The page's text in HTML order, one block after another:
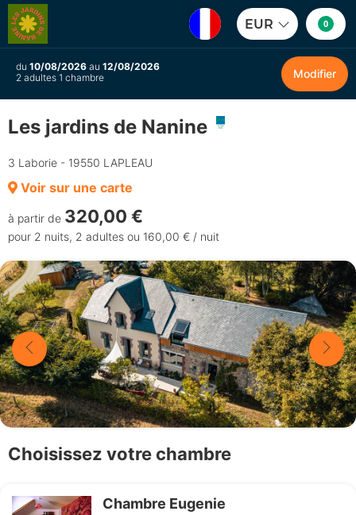
EUR 0
du 10/08/2026 au 12/08/2026
2 adultes 1 chambre
Modifier
Les jardins de Nanine
3 Laborie - 19550 LAPLEAU
Voir sur une carte
à partir de 320,00 €
pour 2 nuits, 2 adultes ou 160,00 € / nuit
Choisissez votre chambre
Chambre Eugenie